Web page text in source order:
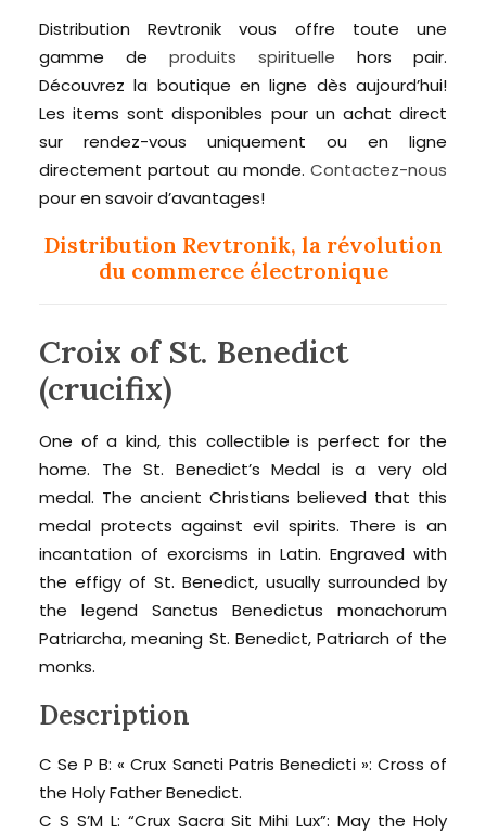
Distribution Revtronik vous offre toute une
gamme de produits spirituelle hors pair.
Découvrez la boutique en ligne dès aujourd’hui!
Les items sont disponibles pour un achat direct
sur rendez-vous uniquement ou en ligne
directement partout au monde. Contactez-nous
pour en savoir d’avantages!
Distribution Revtronik, la révolution
du commerce électronique
Croix of St. Benedict
(crucifix)
One of a kind, this collectible is perfect for the
home. The St. Benedict’s Medal is a very old
medal. The ancient Christians believed that this
medal protects against evil spirits. There is an
incantation of exorcisms in Latin. Engraved with
the effigy of St. Benedict, usually surrounded by
the legend Sanctus Benedictus monachorum
Patriarcha, meaning St. Benedict, Patriarch of the
monks.
Description
C Se P B: « Crux Sancti Patris Benedicti »: Cross of
the Holy Father Benedict.
C S S’M L: “Crux Sacra Sit Mihi Lux”: May the Holy